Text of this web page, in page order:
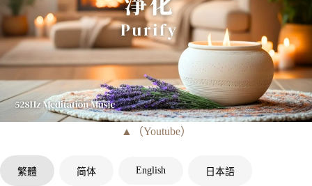
▲（Youtube）
繁體 简体 English 日本語